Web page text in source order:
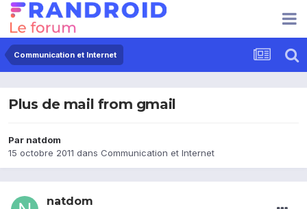
Communication et Internet
Plus de mail from gmail
Par natdom
15 octobre 2011 dans Communication et Internet
natdom